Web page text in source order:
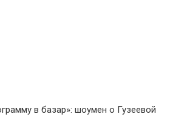
в базар»: шоумен о Гузеевой